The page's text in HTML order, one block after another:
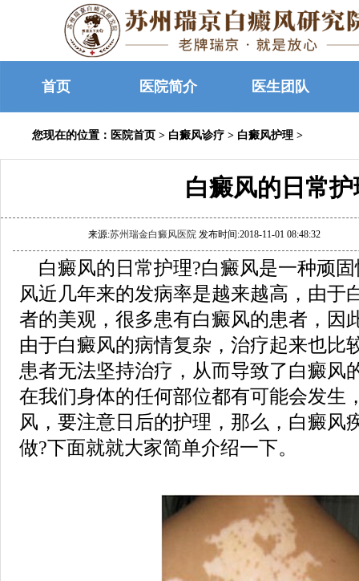
首页 医院简介 医生团队
您现在的位置： 医院首页 > 白癜风诊疗 > 白癜风护理 >
白癜风的日常护
来源:苏州瑞金白癜风医院 发布时间:2018-11-01 08:48:32
白癜风的日常护理?白癜风是一种顽
风近几年来的发病率是越来越高，由于
者的美观，很多患有白癜风的患者，因
由于白癜风的病情复杂，治疗起来也比
患者无法坚持治疗，从而导致了白癜风
在我们身体的任何部位都有可能会发生
风，要注意日后的护理，那么，白癜风
做?下面就就大家简单介绍一下。